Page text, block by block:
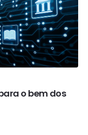
o bem dos